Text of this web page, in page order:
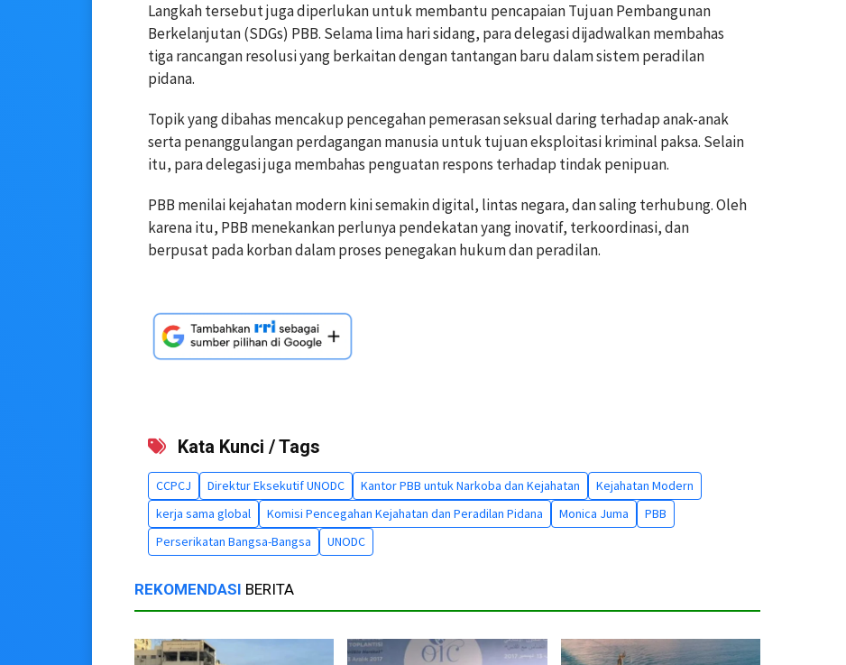
Langkah tersebut juga diperlukan untuk membantu pencapaian Tujuan Pembangunan
Berkelanjutan (SDGs) PBB. Selama lima hari sidang, para delegasi dijadwalkan membahas
tiga rancangan resolusi yang berkaitan dengan tantangan baru dalam sistem peradilan
pidana.
Topik yang dibahas mencakup pencegahan pemerasan seksual daring terhadap anak-anak
serta penanggulangan perdagangan manusia untuk tujuan eksploitasi kriminal paksa. Selain
itu, para delegasi juga membahas penguatan respons terhadap tindak penipuan.
PBB menilai kejahatan modern kini semakin digital, lintas negara, dan saling terhubung. Oleh
karena itu, PBB menekankan perlunya pendekatan yang inovatif, terkoordinasi, dan
berpusat pada korban dalam proses penegakan hukum dan peradilan.
Kata Kunci / Tags
CCPCJ Direktur Eksekutif UNODC Kantor PBB untuk Narkoba dan Kejahatan
Kejahatan Modern
kerja sama global
Komisi Pencegahan Kejahatan dan Peradilan Pidana Monica Juma
PBB
Perserikatan Bangsa-Bangsa
UNODC
REKOMENDASI BERITA